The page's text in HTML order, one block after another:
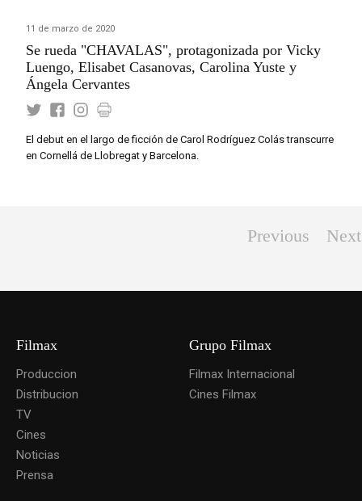
11 de marzo de 2020
Se rueda "CHAVALAS", protagonizada por Vicky
Luengo, Elisabet Casanovas, Carolina Yuste y
Ángela Cervantes
El debut en el largo de ficción de Carol Rodríguez Colás transcurre
en Cornellá de Llobregat y Barcelona.
Previous Next
Filmax
Produccion
Distribucion
TV
Cines
Noticias
Prensa
Grupo Filmax
Filmax Internacional
Cines Filmax